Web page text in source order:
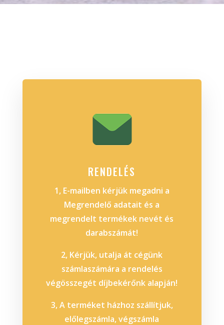
RENDELÉS
1, E-mailben kérjük megadni a
Megrendelő adatait és a
megrendelt termékek nevét és
darabszámát!
2, Kérjük, utalja át cégünk
számlaszámára a rendelés
végösszegét díjbekérőnk alapján!
3, A terméket házhoz szállítjuk,
előlegszámla, végszámla